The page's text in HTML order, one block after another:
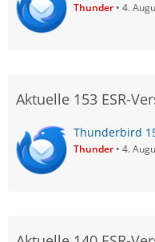
Thunder 4.
Aktuelle 153 ESR-
Thunderbird
Thunder 4.